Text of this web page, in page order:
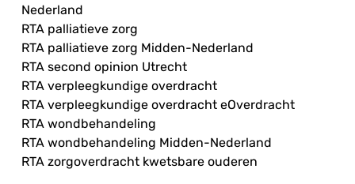
Nederland
RTA palliatieve zorg
RTA palliatieve zorg Midden-Nederland
RTA second opinion Utrecht
RTA verpleegkundige overdracht
RTA verpleegkundige overdracht eOverdracht
RTA wondbehandeling
RTA wondbehandeling Midden-Nederland
RTA zorgoverdracht kwetsbare ouderen